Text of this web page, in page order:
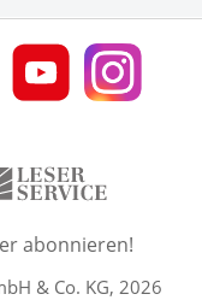
Lorenz
Leserservice
Lorenz
im Abo Jahre
abonnieren!
& Co. KG, 2026